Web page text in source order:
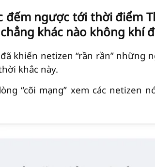
ngược tới thời điểm
khác nào không khí
khiến netizen “rần rần” những
khắc này.
“cõi mạng” xem các netizen